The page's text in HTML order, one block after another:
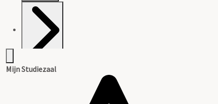
Mijn Studiezaal